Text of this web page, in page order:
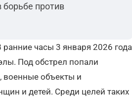
против
часы 3 января 2026 года
Под обстрел попали
военные объекты и
и детей. Среди целей таких